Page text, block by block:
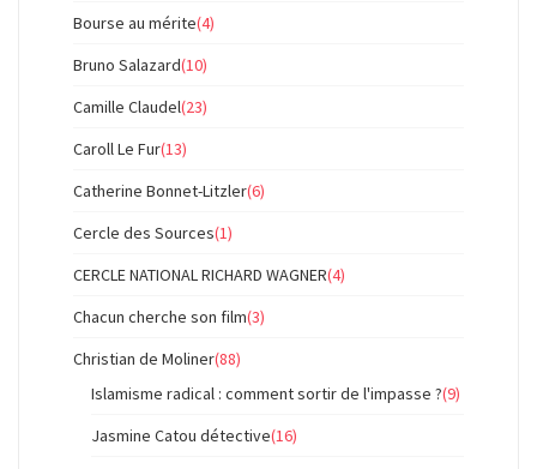
Bourse au mérite(4)
Bruno Salazard(10)
Camille Claudel(23)
Caroll Le Fur(13)
Catherine Bonnet-Litzler(6)
Cercle des Sources(1)
CERCLE NATIONAL RICHARD WAGNER(4)
Chacun cherche son film(3)
Christian de Moliner(88)
Islamisme radical : comment sortir de l'impasse ?(9)
Jasmine Catou détective(16)